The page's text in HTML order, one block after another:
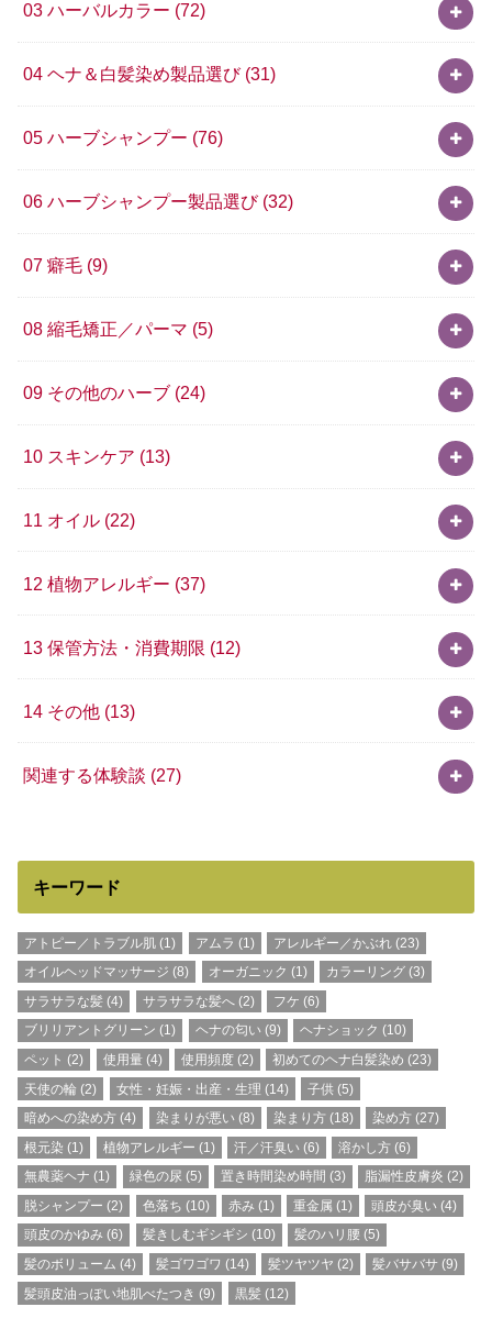
03 ハーバルカラー (72)
04 ヘナ＆白髪染め製品選び (31)
05 ハーブシャンプー (76)
06 ハーブシャンプー製品選び (32)
07 癖毛 (9)
08 縮毛矯正／パーマ (5)
09 その他のハーブ (24)
10 スキンケア (13)
11 オイル (22)
12 植物アレルギー (37)
13 保管方法・消費期限 (12)
14 その他 (13)
関連する体験談 (27)
キーワード
アトピー／トラブル肌 (1) アムラ (1) アレルギー／かぶれ(23)
オイルヘッドマッサージ (8) オーガニック (1) カラーリング(3)
サラサラな髪 (4) サラサラな髪へ(2) フケ (6)
ブリリアントグリーン (1) ヘナの匂い(9) ヘナショック (10)
ペット (2) 使用量(4) 使用頻度(2) 初めてのヘナ白髪染め (23)
天使の輪 (2) 女性・妊娠・出産・生理 (14) 子供(5)
暗めへの染め方 (4) 染まりが悪い(8) 染まり方(18) 染め方 (27)
根元染 (1) 植物アレルギー (1) 汗／汗臭い(6) 溶かし方 (6)
無農薬ヘナ (1) 緑色の尿 (5) 置き時間染め時間 (3) 脂漏性皮膚炎 (2)
脱シャンプー (2) 色落ち (10) 赤み (1) 重金属 (1) 頭皮が臭い (4)
頭皮のかゆみ (6) 髪きしむギシギシ (10) 髪のハリ腰 (5)
髪のボリューム (4) 髪ゴワゴワ (14) 髪ツヤツヤ (2) 髪バサバサ (9)
髪頭皮油っぽい地肌べたつき (9) 黒髪(12)